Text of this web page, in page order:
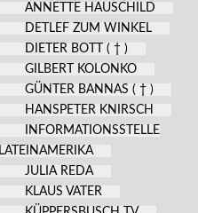
ANNETTE HAUSCHILD
DETLEF ZUM WINKEL
DIETER BOTT ( † )
GILBERT KOLONKO
GÜNTER BANNAS ( † )
HANSPETER KNIRSCH
INFORMATIONSSTELLE
LATEINAMERIKA
JULIA REDA
KLAUS VATER